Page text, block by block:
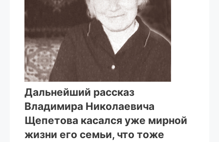
Дальнейший рассказ
Владимира Николаевича
Щепетова касался уже мирной
жизни его семьи, что тоже